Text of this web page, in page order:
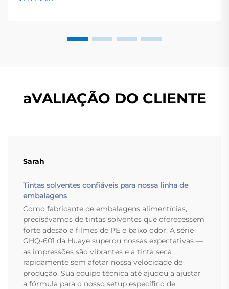
uma visão geral dos principais tipos de tinta, os
aVALIAÇÃO DO CLIENTE
Sarah
Tintas solventes confiáveis para nossa linha de
embalagens
Como fabricante de embalagens alimentícias,
precisávamos de tintas solventes que oferecessem
forte adesão a filmes de PE e baixo odor. A série
GHQ-601 da Huaye superou nossas expectativas —
as impressões são vibrantes e a tinta seca
rapidamente sem afetar nossa velocidade de
produção. Sua equipe técnica até ajudou a ajustar
a fórmula para o nosso setup específico de